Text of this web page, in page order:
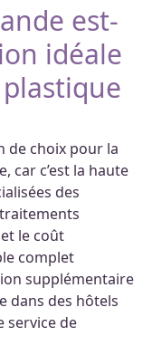
est-
idéale
de choix pour la
car c’est la haute
des
le coût
complet
supplémentaire
dans des hôtels
service de